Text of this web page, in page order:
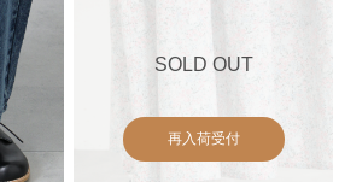
SOLD OUT
再入荷受付